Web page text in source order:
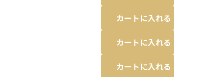
カートに入れる
カートに入れる
カートに入れる